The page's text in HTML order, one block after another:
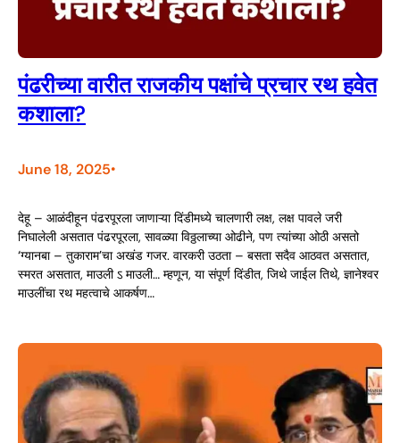
पंढरीच्या वारीत राजकीय पक्षांचे प्रचार रथ हवेत
कशाला?
June 18, 2025•
देहू – आळंदीहून पंढरपूरला जाणाऱ्या दिंडीमध्ये चालणारी लक्ष, लक्ष पावले जरी
निघालेली असतात पंढरपूरला, सावळ्या विठ्ठलाच्या ओढीने, पण त्यांच्या ओठी असतो
‘ग्यानबा – तुकाराम’चा अखंड गजर. वारकरी उठता – बसता सदैव आठवत असतात,
स्मरत असतात, माउली ऽ माउली… म्हणून, या संपूर्ण दिंडीत, जिथे जाईल तिथे, ज्ञानेश्वर
माउलींचा रथ महत्वाचे आकर्षण…